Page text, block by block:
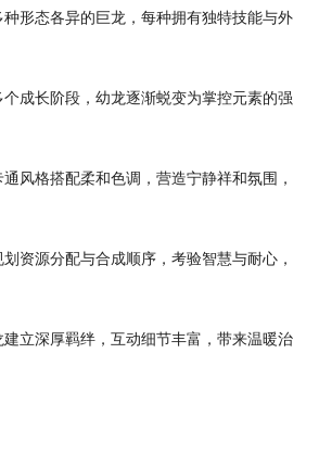
种形态各异的巨龙，每种拥有独特技能与外
成长阶段，幼龙逐渐蜕变为掌控元素的强
风格搭配柔和色调，营造宁静祥和氛围，
划资源分配与合成顺序， 考验智慧与耐心，
立深厚羁绊， 互动细节丰富，带来温暖治